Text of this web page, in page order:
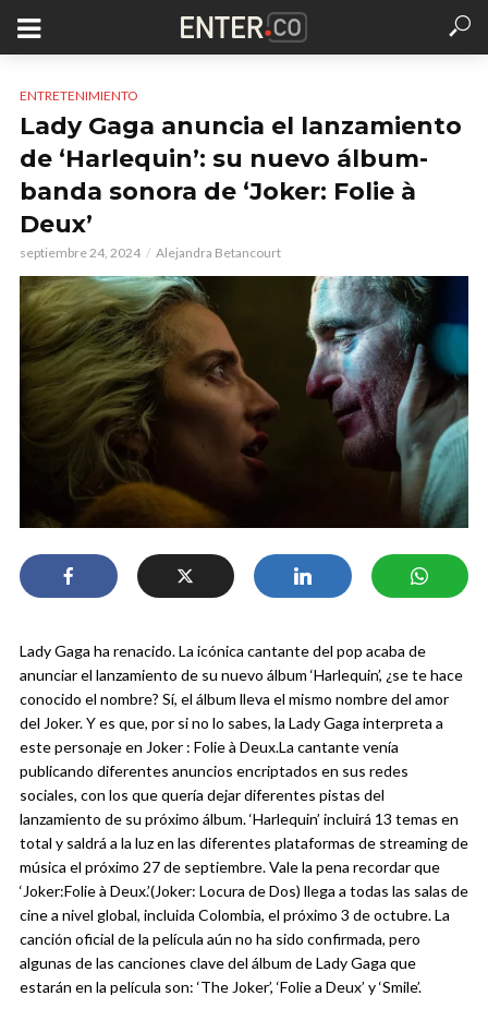
ENTRETENIMIENTO
Lady Gaga anuncia el lanzamiento
de ‘Harlequin’: su nuevo álbum-
banda sonora de ‘Joker: Folie à
Deux’
septiembre 24, 2024 Alejandra Betancourt
Lady Gaga ha renacido. La icónica cantante del pop acaba de
anunciar el lanzamiento de su nuevo álbum ‘Harlequin’, ¿se te hace
conocido el nombre? Sí, el álbum lleva el mismo nombre del amor
del Joker. Y es que, por si no lo sabes, la Lady Gaga interpreta a
este personaje en Joker : Folie à Deux.La cantante venía
publicando diferentes anuncios encriptados en sus redes
sociales, con los que quería dejar diferentes pistas del
lanzamiento de su próximo álbum. ‘Harlequin’ incluirá 13 temas en
total y saldrá a la luz en las diferentes plataformas de streaming de
música el próximo 27 de septiembre.Vale la pena recordar que
‘Joker:Folie à Deux.’(Joker: Locura de Dos) llega a todas las salas de
cine a nivel global, incluida Colombia, el próximo 3 de octubre. La
canción oficial de la película aún no ha sido confirmada, pero
algunas de las canciones clave del álbum de Lady Gaga que
estarán en la película son: ‘The Joker’, ‘Folie a Deux’ y ‘Smile’.